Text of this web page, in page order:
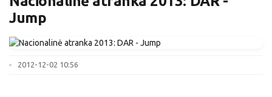
Jump
2012-12-02 10:56